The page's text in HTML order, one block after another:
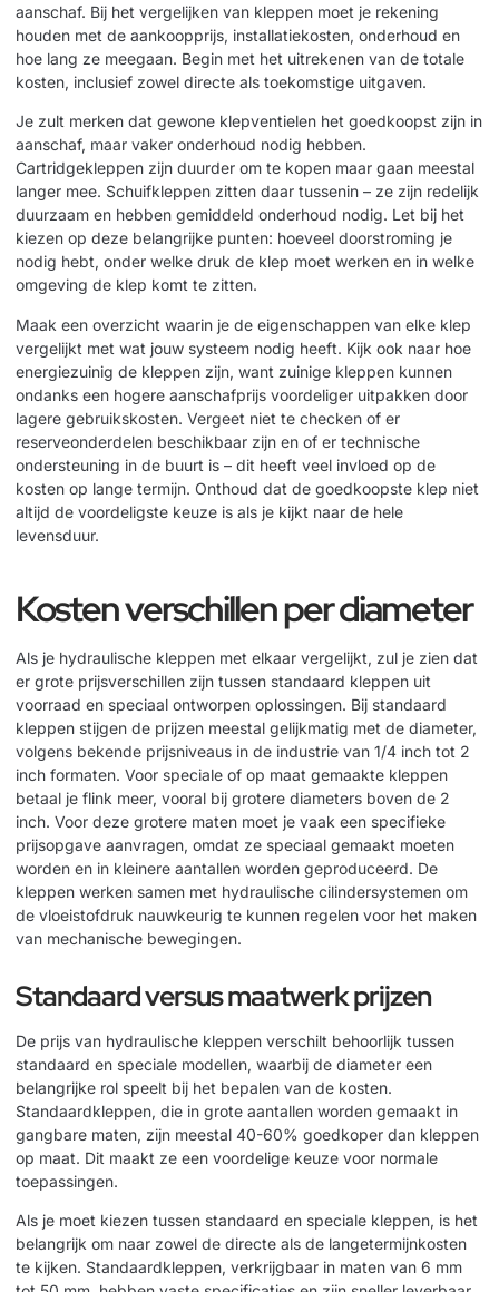
aanschaf. Bij het vergelijken van kleppen moet je rekening
houden met de aankoopprijs, installatiekosten, onderhoud en
hoe lang ze meegaan. Begin met het uitrekenen van de totale
kosten, inclusief zowel directe als toekomstige uitgaven.
Je zult merken dat gewone klepventielen het goedkoopst zijn in
aanschaf, maar vaker onderhoud nodig hebben.
Cartridgekleppen zijn duurder om te kopen maar gaan meestal
langer mee. Schuifkleppen zitten daar tussenin – ze zijn redelijk
duurzaam en hebben gemiddeld onderhoud nodig. Let bij het
kiezen op deze belangrijke punten: hoeveel doorstroming je
nodig hebt, onder welke druk de klep moet werken en in welke
omgeving de klep komt te zitten.
Maak een overzicht waarin je de eigenschappen van elke klep
vergelijkt met wat jouw systeem nodig heeft. Kijk ook naar hoe
energiezuinig de kleppen zijn, want zuinige kleppen kunnen
ondanks een hogere aanschafprijs voordeliger uitpakken door
lagere gebruikskosten. Vergeet niet te checken of er
reserveonderdelen beschikbaar zijn en of er technische
ondersteuning in de buurt is – dit heeft veel invloed op de
kosten op lange termijn. Onthoud dat de goedkoopste klep niet
altijd de voordeligste keuze is als je kijkt naar de hele
levensduur.
Kosten verschillen per diameter
Als je hydraulische kleppen met elkaar vergelijkt, zul je zien dat
er grote prijsverschillen zijn tussen standaard kleppen uit
voorraad en speciaal ontworpen oplossingen. Bij standaard
kleppen stijgen de prijzen meestal gelijkmatig met de diameter,
volgens bekende prijsniveaus in de industrie van 1/4 inch tot 2
inch formaten. Voor speciale of op maat gemaakte kleppen
betaal je flink meer, vooral bij grotere diameters boven de 2
inch. Voor deze grotere maten moet je vaak een specifieke
prijsopgave aanvragen, omdat ze speciaal gemaakt moeten
worden en in kleinere aantallen worden geproduceerd. De
kleppen werken samen met hydraulische cilindersystemen om
de vloeistofdruk nauwkeurig te kunnen regelen voor het maken
van mechanische bewegingen.
Standaard versus maatwerk prijzen
De prijs van hydraulische kleppen verschilt behoorlijk tussen
standaard en speciale modellen, waarbij de diameter een
belangrijke rol speelt bij het bepalen van de kosten.
Standaardkleppen, die in grote aantallen worden gemaakt in
gangbare maten, zijn meestal 40-60% goedkoper dan kleppen
op maat. Dit maakt ze een voordelige keuze voor normale
toepassingen.
Als je moet kiezen tussen standaard en speciale kleppen, is het
belangrijk om naar zowel de directe als de langetermijnkosten
te kijken. Standaardkleppen, verkrijgbaar in maten van 6 mm